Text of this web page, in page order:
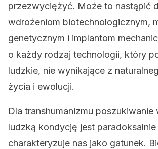
przezwyciężyć. Może to nastąpić
wdrożeniom biotechnologicznym,
genetycznym i implantom
o każdy rodzaj technologii, który
ludzkie, nie wynikające z
życia i ewolucji.
Dla transhumanizmu
ludzką kondycję jest
charakteryzuje nas jako gatunek.